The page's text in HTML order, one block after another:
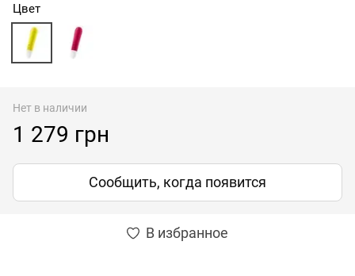
Цвет
Нет в наличии
1 279 грн
Сообщить, когда появится
В избранное